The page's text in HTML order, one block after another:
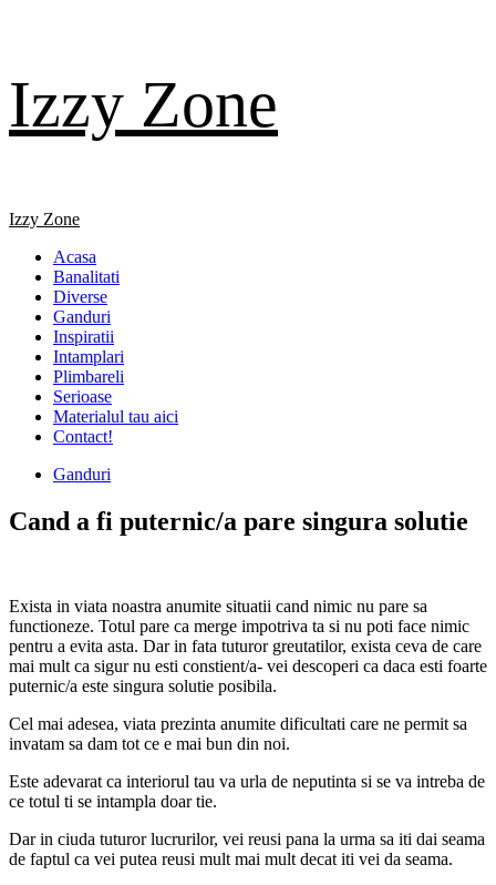
content
Izzy Zone
Primary
Izzy Zone
Acasa
Banalitati
Diverse
Ganduri
Inspiratii
Intamplari
Plimbareli
Serioase
Materialul tau aici
Contact!
Ganduri
Cand a fi puternic/a pare singura solutie
Exista in viata noastra anumite situatii cand nimic nu pare sa
functioneze. Totul pare ca merge impotriva ta si nu poti face nimic
pentru a evita asta. Dar in fata tuturor greutatilor, exista ceva de care
mai mult ca sigur nu esti constient/a- vei descoperi ca daca esti foarte
puternic/a este singura solutie posibila.
Cel mai adesea, viata prezinta anumite dificultati care ne permit sa
invatam sa dam tot ce e mai bun din noi.
Este adevarat ca interiorul tau va urla de neputinta si se va intreba de
ce totul ti se intampla doar tie.
Dar in ciuda tuturor lucrurilor, vei reusi pana la urma sa iti dai seama
de faptul ca vei putea reusi mult mai mult decat iti vei da seama.